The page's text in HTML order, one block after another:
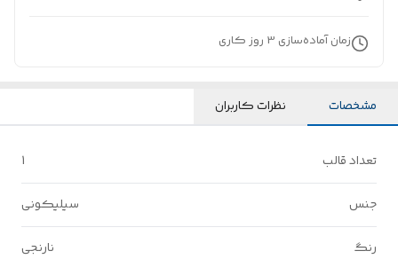
زمان آماده‌سازی 3 روز کاری
مشخصات نظرات کاربران
تعداد قالب 1
جنس سیلیکونی
رنگ نارنجی